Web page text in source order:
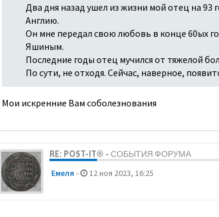
Два дня назад ушел из жизни мой отец на 93
Англию.
Он мне передал свою любовь в конце 60ых
Яшиным.
Последние годы отец мучился от тяжелой
По сути, не отходя. Сейчас, наверное,
Мои искренние Вам соболезнования
RE: POST-IT® - СОБЫТИЯ ФОРУМА
Емеля - 12 ноя 2023, 16:25